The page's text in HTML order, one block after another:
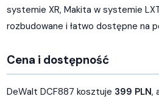
systemie XR, Makita w systemie
rozbudowane i łatwo dostępne na
Cena i dostępność
DeWalt DCF887 kosztuje 399 PLN,